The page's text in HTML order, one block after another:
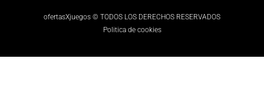
ofertasXjuegos © TODOS LOS DERECHOS RESERVADOS
Politica de cookies